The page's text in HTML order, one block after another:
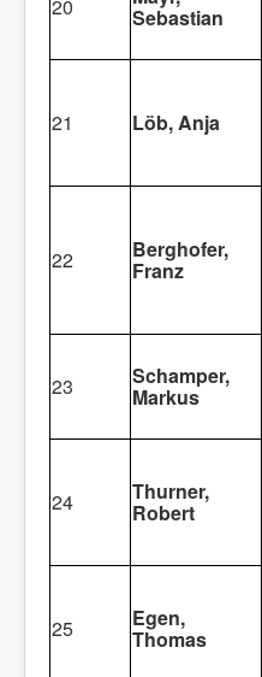
20 Sebastian
21 Löb, Anja
22 Berghofer,
Franz
23 Schamper,
Markus
24 Thurner,
Robert
25 Egen,
Thomas